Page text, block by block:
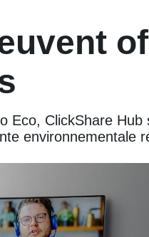
Eco, ClickShare
environnementale